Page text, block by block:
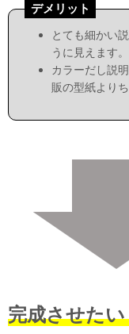
デメリット
とても細かい
うに見えます。
カラーだし説
販の型紙より
完成させた